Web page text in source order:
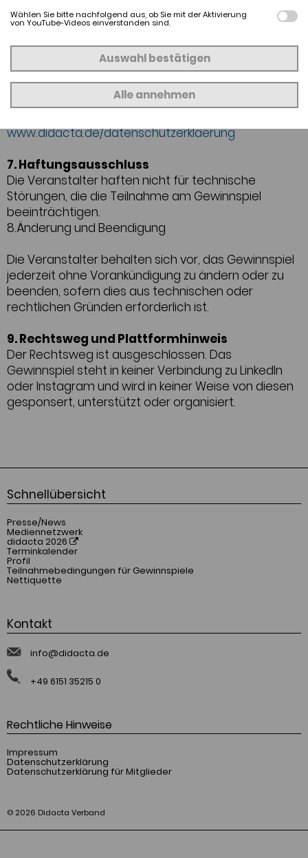
Die im Rahmen des Gewinnspiels erhobenen
personenbezogenen Daten werden ausschließlich
zur Durchführung des Gewinnspiels verwendet und
anschließend gelöscht. Weitere Informationen zum
www.didacta.de/datenschutzerklaerung
7. Haftungsausschluss
Die Veranstalter haften nicht für technische
Störungen, die die Teilnahme am Gewinnspiel
beeinträchtigen.
8.Änderung und Beendigung
Die Veranstalter behalten sich vor, das Gewinnspiel
jederzeit ohne Vorankündigung zu ändern oder zu
beenden, sofern dies aus technischen oder
rechtlichen Gründen erforderlich ist.
9. Rechtsweg und Plattformhinweis
Der Rechtsweg ist ausgeschlossen. Das
Gewinnspiel steht in keiner Verbindung zu LinkedIn
oder Instagram und wird in keiner Weise von diesen
gesponsert, unterstützt oder organisiert.
Schnellübersicht
Presse/News
Mediennetzwerk
didacta 2026
Terminkalender
Profil
Teilnahmebedingungen für Gewinnspiele
Nettiquette
Kontakt
info@didacta.de
+49 6151 35215 0
Rechtliche Hinweise
Impressum
Datenschutzerklärung
Datenschutzerklärung für Mitglieder
© 2026 Didacta Verband
Wählen Sie bitte nachfolgend aus, ob Sie mit der Aktivierung
von YouTube-Videos einverstanden sind.
Auswahl bestätigen
Alle annehmen